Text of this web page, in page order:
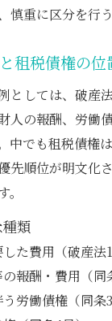
慎重に区分を行
租税債権の
としては、破産
人の報酬、労働
中でも租税債権
先順位が明文化
類
た費用（破産法
報酬・費用（同
労働債権（同条3